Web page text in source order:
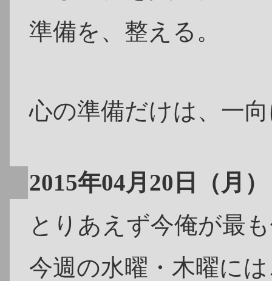
準備を、整える。
心の準備だけは、一
2015年04月20日（月）
とりあえず今俺が最
今週の水曜・木曜に